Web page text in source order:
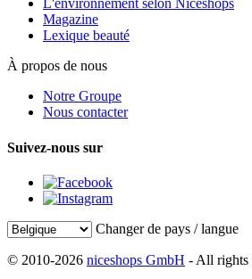
L'environnement selon Niceshops
Magazine
Lexique beauté
À propos de nous
Notre Groupe
Nous contacter
Suivez-nous sur
Changer de pays / langue
© 2010-2026 niceshops GmbH - All rights